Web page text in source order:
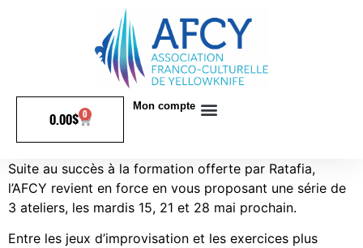
0.00$ 0
Mon compte
Suite au succès à la formation offerte par Ratafia,
l’AFCY revient en force en vous proposant une série de
3 ateliers, les mardis 15, 21 et 28 mai prochain.
Entre les jeux d’improvisation et les exercices plus